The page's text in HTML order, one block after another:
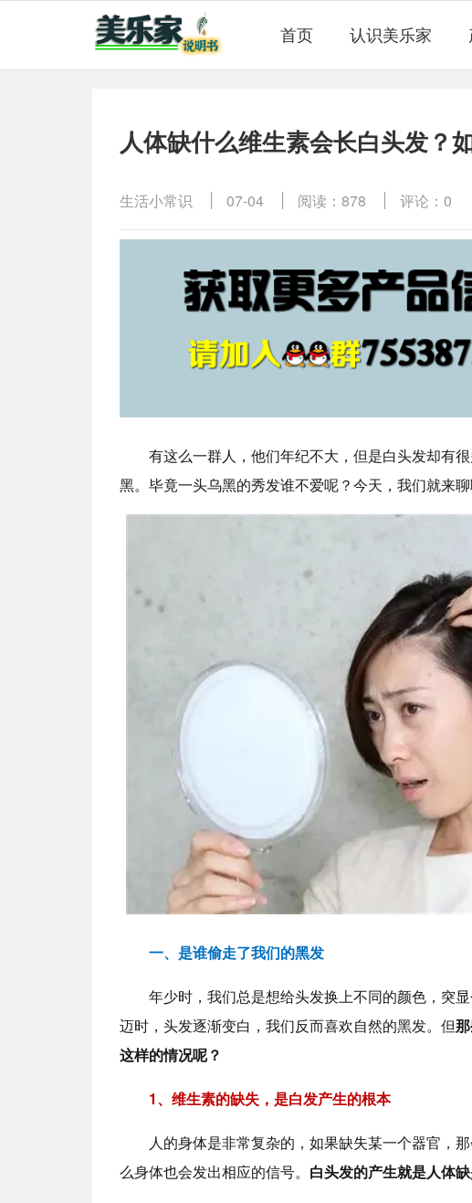
首页 认识美乐家
人体缺什么维生素会长白头发？
生活小常识 07-04 阅读：878 评论：0
有这么一群人，他们年纪不大，但是白头发却有
黑。毕竟一头乌黑的秀发谁不爱呢？今天，我们就来聊
一、是谁偷走了我们的黑发
年少时，我们总是想给头发换上不同的颜色，突
迈时，头发逐渐变白，我们反而喜欢自然的黑发。但
这样的情况呢？
1、维生素的缺失，是白发产生的根本
人的身体是非常复杂的，如果缺失某一个器官，
么身体也会发出相应的信号。 白头发的产生就是人体